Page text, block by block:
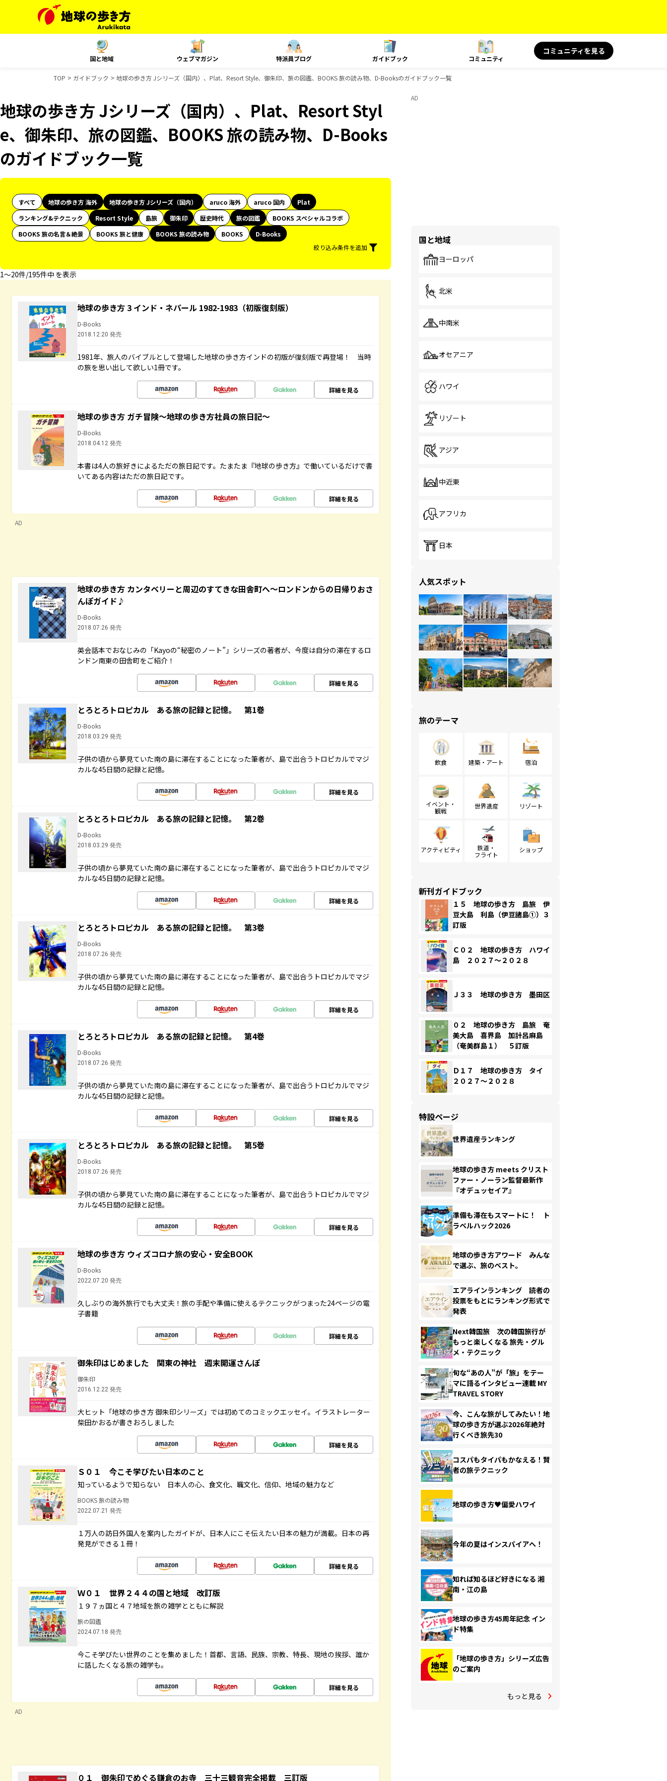
国と地域 ウェブマガジン 特派員ブログ ガイドブック コミュニティ
コミュニティを見る
TOP ガイドブック 地球の歩き方 Jシリーズ（国内）、Plat、Resort Style、御朱印、旅の図鑑、BOOKS 旅の読み物、D-Booksのガイドブック一覧
地球の歩き方 Jシリーズ（国内）、Plat、Resort Styl
e、御朱印、旅の図鑑、BOOKS 旅の読み物、D-Books
のガイドブック一覧
すべて 地球の歩き方 海外 地球の歩き方 Jシリーズ（国内） aruco 海外 aruco 国内
Plat
ランキング&テクニック
Resort Style 島旅 御朱印 歴史時代 旅の図鑑
BOOKS スペシャルコラボ
BOOKS 旅の名言＆絶景
BOOKS 旅と健康 BOOKS 旅の読み物 BOOKS
D-Books
絞り込み条件を追加
1〜20件/195件中 を表示
地球の歩き方 3 インド・ネパール 1982-1983（初版復刻版）
D-Books
2018.12.20 発売
1981年、旅人のバイブルとして登場した地球の歩き方インドの初版が復刻版で再登場！ 当時
の旅を思い出して欲しい1冊です。
詳細を見る
地球の歩き方 ガチ冒険～地球の歩き方社員の旅日記～
D-Books
2018.04.12 発売
本書は4人の旅好きによるただの旅日記です。たまたま『地球の歩き方』で働いているだけで書
いてある内容はただの旅日記です。
詳細を見る
AD
地球の歩き方 カンタベリーと周辺のすてきな田舎町へ～ロンドンからの日帰りおさ
んぽガイド♪
D-Books
2018.07.26 発売
英会話本でおなじみの「Kayoの“秘密のノート”」シリーズの著者が、今度は自分の滞在するロ
ンドン南東の田舎町をご紹介！
詳細を見る
とろとろトロピカル ある旅の記録と記憶。 第1巻
D-Books
2018.03.29 発売
子供の頃から夢見ていた南の島に滞在することになった筆者が、島で出合うトロピカルでマジ
カルな45日間の記録と記憶。
詳細を見る
とろとろトロピカル ある旅の記録と記憶。 第2巻
D-Books
2018.03.29 発売
子供の頃から夢見ていた南の島に滞在することになった筆者が、島で出合うトロピカルでマジ
カルな45日間の記録と記憶。
詳細を見る
とろとろトロピカル ある旅の記録と記憶。 第3巻
D-Books
2018.07.26 発売
子供の頃から夢見ていた南の島に滞在することになった筆者が、島で出合うトロピカルでマジ
カルな45日間の記録と記憶。
詳細を見る
とろとろトロピカル ある旅の記録と記憶。 第4巻
D-Books
2018.07.26 発売
子供の頃から夢見ていた南の島に滞在することになった筆者が、島で出合うトロピカルでマジ
カルな45日間の記録と記憶。
詳細を見る
とろとろトロピカル ある旅の記録と記憶。 第5巻
D-Books
2018.07.26 発売
子供の頃から夢見ていた南の島に滞在することになった筆者が、島で出合うトロピカルでマジ
カルな45日間の記録と記憶。
詳細を見る
地球の歩き方 ウィズコロナ旅の安心・安全BOOK
D-Books
2022.07.20 発売
久しぶりの海外旅行でも大丈夫！旅の手配や準備に使えるテクニックがつまった24ページの電
子書籍
詳細を見る
御朱印はじめました 関東の神社 週末開運さんぽ
御朱印
2016.12.22 発売
大ヒット「地球の歩き方 御朱印シリーズ」では初めてのコミックエッセイ。イラストレーター
柴田かおるが書きおろしました
詳細を見る
Ｓ０１ 今こそ学びたい日本のこと
知っているようで知らない 日本人の心、食文化、職文化、信仰、地域の魅力など
BOOKS 旅の読み物
2022.07.21 発売
１万人の訪日外国人を案内したガイドが、日本人にこそ伝えたい日本の魅力が満載。日本の再
発見ができる１冊！
詳細を見る
Ｗ０１ 世界２４４の国と地域 改訂版
１９７ヵ国と４７地域を旅の雑学とともに解説
旅の図鑑
2024.07.18 発売
今こそ学びたい世界のことを集めました！首都、言語、民族、宗教、特長、現地の挨拶、誰か
に話したくなる旅の雑学も。
詳細を見る
AD
０１ 御朱印でめぐる鎌倉のお寺 三十三観音完全掲載 三訂版
AD
国と地域
ヨーロッパ
北米
中南米
オセアニア
ハワイ
リゾート
アジア
中近東
アフリカ
日本
人気スポット
旅のテーマ
飲食 建築・アート 宿泊
イベント・
観戦
世界遺産 リゾート
アクティビティ
鉄道・
フライト
ショップ
新刊ガイドブック
１５ 地球の歩き方 島旅 伊
豆大島 利島（伊豆諸島①）３
訂版
Ｃ０２ 地球の歩き方 ハワイ
島 ２０２７～２０２８
Ｊ３３ 地球の歩き方 墨田区
０２ 地球の歩き方 島旅 奄
美大島 喜界島 加計呂麻島
（奄美群島１） ５訂版
Ｄ１７ 地球の歩き方 タイ
２０２７～２０２８
特設ページ
世界遺産ランキング
地球の歩き方 meets クリスト
ファー・ノーラン監督最新作
『オデュッセイア』
準備も滞在もスマートに！ ト
ラベルハック2026
地球の歩き方アワード みんな
で選ぶ、旅のベスト。
エアラインランキング 読者の
投票をもとにランキング形式で
発表
Next韓国旅 次の韓国旅行が
もっと楽しくなる 旅先・グル
メ・テクニック
旬な“あの人”が「旅」をテー
マに語るインタビュー連載 MY
TRAVEL STORY
今、こんな旅がしてみたい！地
球の歩き方が選ぶ2026年絶対
行くべき旅先30
コスパもタイパもかなえる！賢
者の旅テクニック
地球の歩き方♥偏愛ハワイ
今年の夏はインスパイアへ！
知れば知るほど好きになる 湘
南・江の島
地球の歩き方45周年記念 イン
ド特集
「地球の歩き方」シリーズ広告
のご案内
もっと見る